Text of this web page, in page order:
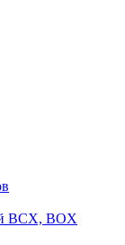
BCX, BOX